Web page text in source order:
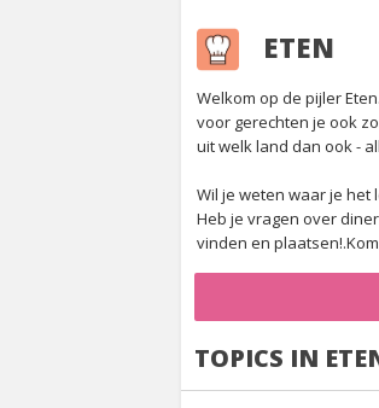
ETEN
Welkom op de pijler
voor gerechten je ook
uit welk land dan ook -
Wil je weten waar je
Heb je vragen over
vinden en
TOPICS IN